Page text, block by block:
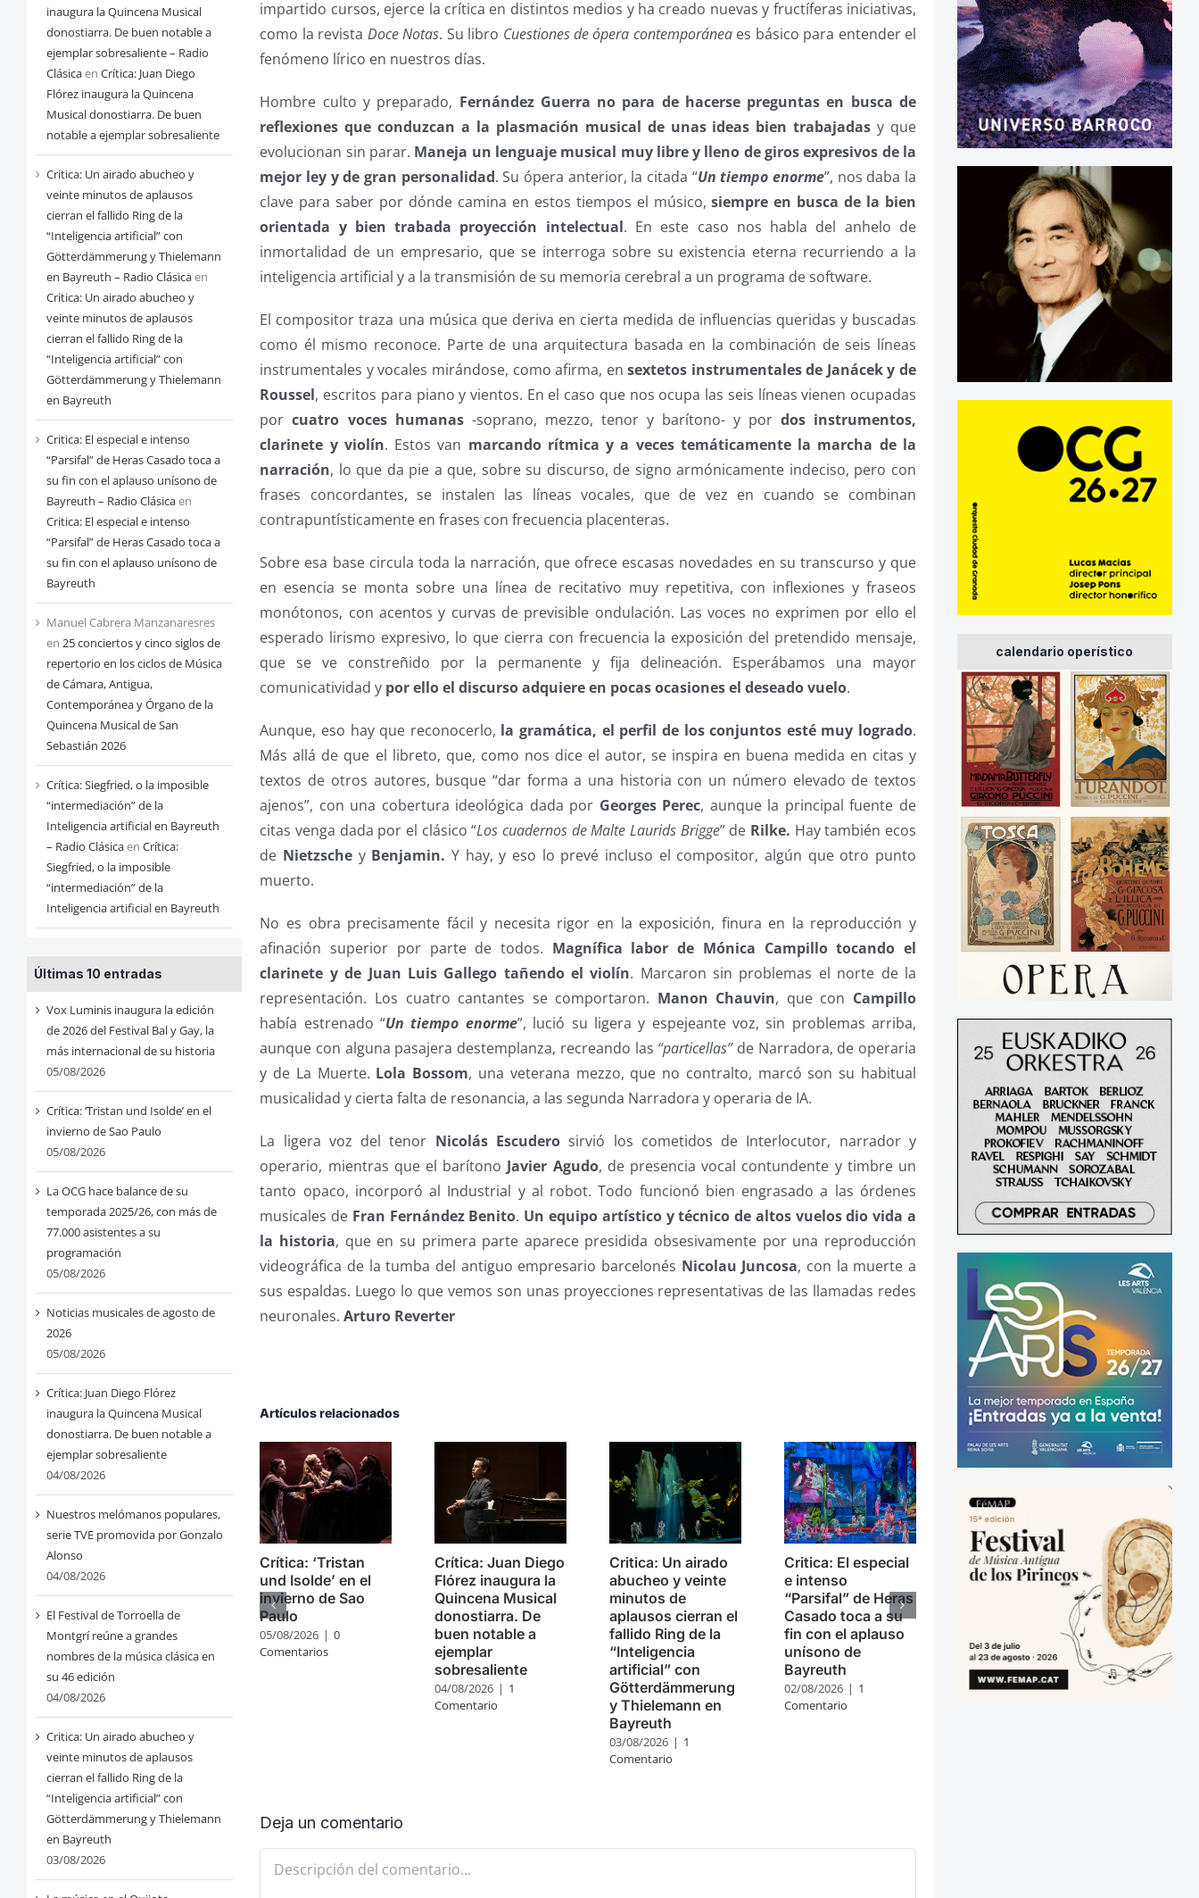
mesinaugura la Quincena Musical
donostiarra. De buen notable a
ejemplar sobresaliente – Radio
Clásicaen Crítica: Juan Diego
Flórez inaugura la Quincena
Musical donostiarra. De buen
notable a ejemplar sobresaliente
Critica: Un airado abucheo y
veinte minutos de aplausos
cierran el fallido Ring de la
“Inteligencia artificial” con
Götterdämmerung y Thielemann
en Bayreuth – Radio Clásicaen
Critica: Un airado abucheo y
veinte minutos de aplausos
cierran el fallido Ring de la
“Inteligencia artificial” con
Götterdämmerung y Thielemann
en Bayreuth
Critica: El especial e intenso
“Parsifal” de Heras Casado toca a
su fin con el aplauso unísono de
Bayreuth – Radio Clásicaen
Critica: El especial e intenso
“Parsifal” de Heras Casado toca a
su fin con el aplauso unísono de
Bayreuth
Manuel Cabrera Manzanaresres
en 25 conciertos y cinco siglos de
repertorio en los ciclos de Música
de Cámara, Antigua,
Contemporánea y Órgano de la
Quincena Musical de San
Sebastián 2026
Crítica: Siegfried, o la imposible
“intermediación” de la
Inteligencia artificial en Bayreuth
– Radio Clásicaen Crítica:
Siegfried, o la imposible
“intermediación” de la
Inteligencia artificial en Bayreuth
Últimas 10 entradas
Vox Luminis inaugura la edición
de 2026 del Festival Bal y Gay, la
más internacional de su historia
05/08/2026
Crítica: ‘Tristan und Isolde’ en el
invierno de Sao Paulo
05/08/2026
La OCG hace balance de su
temporada 2025/26, con más de
77.000 asistentes a su
programación
05/08/2026
Noticias musicales de agosto de
2026
05/08/2026
Crítica: Juan Diego Flórez
inaugura la Quincena Musical
donostiarra. De buen notable a
ejemplar sobresaliente
04/08/2026
Nuestros melómanos populares,
serie TVE promovida por Gonzalo
Alonso
04/08/2026
El Festival de Torroella de
Montgrí reúne a grandes
nombres de la música clásica en
su 46 edición
04/08/2026
Critica: Un airado abucheo y
veinte minutos de aplausos
cierran el fallido Ring de la
“Inteligencia artificial” con
Götterdämmerung y Thielemann
en Bayreuth
03/08/2026
impartido cursos, ejerce la crítica en distintos medios y ha creado nuevas y fructíferas iniciativas,
como la revista Doce Notas. Su libro Cuestiones de ópera contemporáneaes básico para entender el
fenómeno lírico en nuestros días.
Hombre culto y preparado, Fernández Guerra no para de hacerse preguntas en busca de
reflexiones que conduzcan a la plasmación musical de unas ideas bien trabajadas y que
evolucionan sin parar. Maneja un lenguaje musical muy libre y lleno de giros expresivos de la
mejor ley y de gran personalidad. Su ópera anterior, la citada “Un tiempo enorme”, nos daba la
clave para saber por dónde camina en estos tiempos el músico,siempre en busca de la bien
orientada y bien trabada proyección intelectual. En este caso nos habla del anhelo de
inmortalidad de un empresario, que se interroga sobre su existencia eterna recurriendo a la
inteligencia artificial y a la transmisión de su memoria cerebral a un programa de software.
El compositor traza una música que deriva en cierta medida de influencias queridas y buscadas
como él mismo reconoce. Parte de una arquitectura basada en la combinación de seis líneas
instrumentales y vocales mirándose, como afirma, en sextetos instrumentales de Janácek y de
Roussel, escritos para piano y vientos. En el caso que nos ocupa las seis líneas vienen ocupadas
porcuatro voces humanas-soprano, mezzo, tenor y barítono- y por dos instrumentos,
clarinete y violín. Estos van marcando rítmica y a veces temáticamente la marcha de la
narración, lo que da pie a que, sobre su discurso, de signo armónicamente indeciso, pero con
frases concordantes, se instalen las líneas vocales, que de vez en cuando se combinan
contrapuntísticamente en frases con frecuencia placenteras.
Sobre esa base circula toda la narración, que ofrece escasas novedades en su transcurso y que
en esencia se monta sobre una línea de recitativo muy repetitiva, con inflexiones y fraseos
monótonos, con acentos y curvas de previsible ondulación. Las voces no exprimen por ello el
esperado lirismo expresivo, lo que cierra con frecuencia la exposición del pretendido mensaje,
que se ve constreñido por la permanente y fija delineación. Esperábamos una mayor
comunicatividad y por ello el discurso adquiere en pocas ocasiones el deseado vuelo.
Aunque, eso hay que reconocerlo, la gramática, el perfil de los conjuntos esté muy logrado.
Más allá de que el libreto, que, como nos dice el autor, se inspira en buena medida en citas y
textos de otros autores, busque “dar forma a una historia con un número elevado de textos
ajenos”, con una cobertura ideológica dada por Georges Perec, aunque la principal fuente de
citas venga dada por el clásico “Los cuadernos de Malte Laurids Brigge” de Rilke. Hay también ecos
de Nietzsche y Benjamin. Y hay, y eso lo prevé incluso el compositor, algún que otro punto
muerto.
No es obra precisamente fácil y necesita rigor en la exposición, finura en la reproducción y
afinación superior por parte de todos. Magnífica labor de Mónica Campillo tocando el
clarinete y de Juan Luis Gallego tañendo el violín. Marcaron sin problemas el norte de la
representación. Los cuatro cantantes se comportaron. Manon Chauvin, que con Campillo
había estrenado “Un tiempo enorme”, lució su ligera y espejeante voz, sin problemas arriba,
aunque con alguna pasajera destemplanza, recreando las “particellas”de Narradora, de operaria
y de La Muerte. Lola Bossom, una veterana mezzo, que no contralto, marcó son su habitual
musicalidad y cierta falta de resonancia, a las segunda Narradora y operaria de IA.
La ligera voz del tenor Nicolás Escudero sirvió los cometidos de Interlocutor, narrador y
operario, mientras que el barítono Javier Agudo, de presencia vocal contundente y timbre un
tanto opaco, incorporó al Industrial y al robot. Todo funcionó bien engrasado a las órdenes
musicales de Fran Fernández Benito. Un equipo artístico y técnico de altos vuelos dio vida a
la historia, que en su primera parte aparece presidida obsesivamente por una reproducción
videográfica de la tumba del antiguo empresario barcelonés Nicolau Juncosa, con la muerte a
sus espaldas. Luego lo que vemos son unas proyecciones representativas de las llamadas redes
neuronales.Arturo Reverter
Artículos relacionados
Crítica: ‘Tristan
und Isolde’ en el
invierno de Sao
Paulo
05/08/2026 | 0
Comentarios
Crítica: Juan Diego
Flórez inaugura la
Quincena Musical
donostiarra. De
buen notable a
ejemplar
sobresaliente
04/08/2026 | 1
Comentario
Critica: Un airado
abucheo y veinte
minutos de
aplausos cierran el
fallido Ring de la
“Inteligencia
artificial” con
Götterdämmerung
y Thielemann en
Bayreuth
03/08/2026 | 1
Comentario
Critica: El especial
e intenso
“Parsifal” de Heras
Casado toca a su
fin con el aplauso
unísono de
Bayreuth
02/08/2026 | 1
Comentario
Deja un comentario
Comentario
calendario operístico